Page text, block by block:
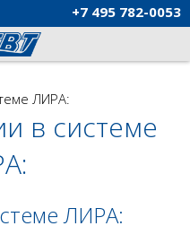
ЛИРА:
в системе
ЛИРА:
+7 495 782-0053